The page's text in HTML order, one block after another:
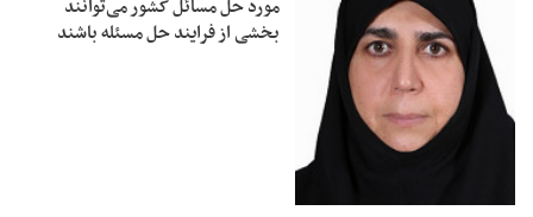
مورد حل مسائل کشور می‌توانند
بخشی از فرایند حل مسئله باشند